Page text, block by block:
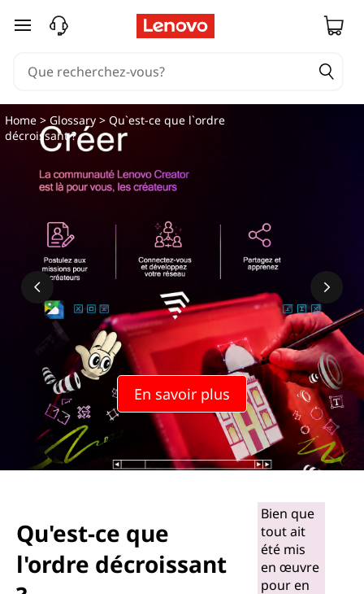
Q
e
'
passer au contenu principal
En savoir plus
Home >Glossary > Qu`est-ce que l`ordre
décroissant ?
Qu'est-ce que
l'ordre décroissant
Bien que
tout ait
été mis
en œuvre
pour en